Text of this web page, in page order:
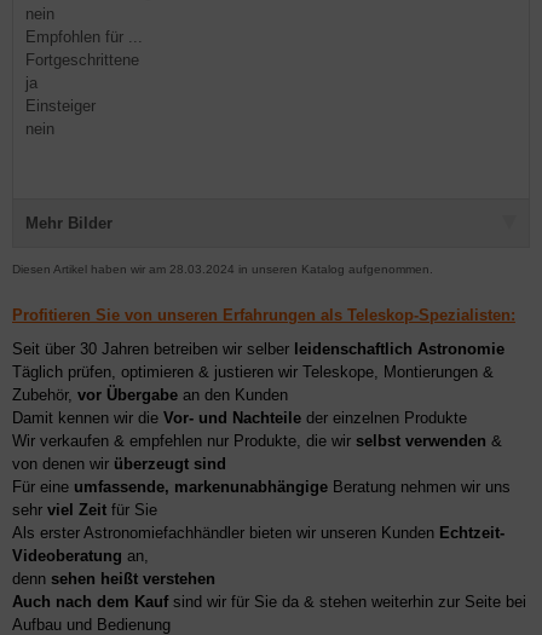
nein
Empfohlen für ...
Fortgeschrittene
ja
Einsteiger
nein
Mehr Bilder
Diesen Artikel haben wir am 28.03.2024 in unseren Katalog aufgenommen.
Profitieren Sie von unseren Erfahrungen als Teleskop-Spezialisten:
Seit über 30 Jahren betreiben wir selber leidenschaftlich Astronomie
Täglich prüfen, optimieren & justieren wir Teleskope, Montierungen &
Zubehör, vor Übergabe an den Kunden
Damit kennen wir die Vor- und Nachteile der einzelnen Produkte
Wir verkaufen & empfehlen nur Produkte, die wir selbst verwenden &
von denen wir überzeugt sind
Für eine umfassende, markenunabhängige Beratung nehmen wir uns
sehr viel Zeit für Sie
Als erster Astronomiefachhändler bieten wir unseren Kunden Echtzeit-
Videoberatung an,
denn sehen heißt verstehen
Auch nach dem Kaufsind wir für Sie da & stehen weiterhin zur Seite bei
Aufbau und Bedienung